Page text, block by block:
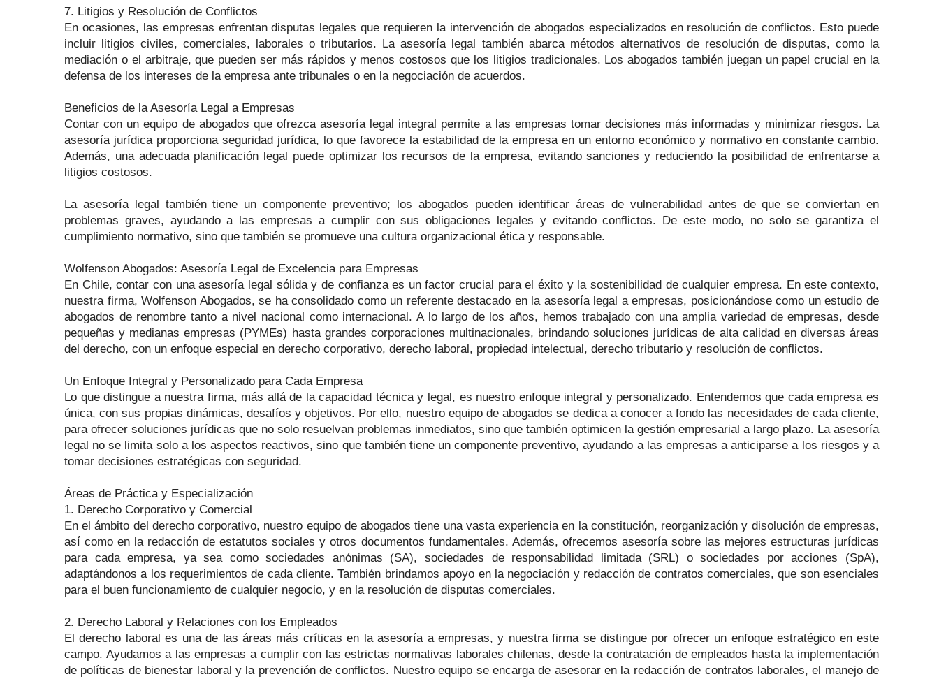
7. Litigios y Resolución de Conflictos
En ocasiones, las empresas enfrentan disputas legales que requieren la intervención de abogados especializados en resolución de conflictos. Esto puede
incluir litigios civiles, comerciales, laborales o tributarios. La asesoría legal también abarca métodos alternativos de resolución de disputas, como la
mediación o el arbitraje, que pueden ser más rápidos y menos costosos que los litigios tradicionales. Los abogados también juegan un papel crucial en la
defensa de los intereses de la empresa ante tribunales o en la negociación de acuerdos.
Beneficios de la Asesoría Legal a Empresas
Contar con un equipo de abogados que ofrezca asesoría legal integral permite a las empresas tomar decisiones más informadas y minimizar riesgos. La
asesoría jurídica proporciona seguridad jurídica, lo que favorece la estabilidad de la empresa en un entorno económico y normativo en constante cambio.
Además, una adecuada planificación legal puede optimizar los recursos de la empresa, evitando sanciones y reduciendo la posibilidad de enfrentarse a
litigios costosos.
La asesoría legal también tiene un componente preventivo; los abogados pueden identificar áreas de vulnerabilidad antes de que se conviertan en
problemas graves, ayudando a las empresas a cumplir con sus obligaciones legales y evitando conflictos. De este modo, no solo se garantiza el
cumplimiento normativo, sino que también se promueve una cultura organizacional ética y responsable.
Wolfenson Abogados: Asesoría Legal de Excelencia para Empresas
En Chile, contar con una asesoría legal sólida y de confianza es un factor crucial para el éxito y la sostenibilidad de cualquier empresa. En este contexto,
nuestra firma, Wolfenson Abogados, se ha consolidado como un referente destacado en la asesoría legal a empresas, posicionándose como un estudio de
abogados de renombre tanto a nivel nacional como internacional. A lo largo de los años, hemos trabajado con una amplia variedad de empresas, desde
pequeñas y medianas empresas (PYMEs) hasta grandes corporaciones multinacionales, brindando soluciones jurídicas de alta calidad en diversas áreas
del derecho, con un enfoque especial en derecho corporativo, derecho laboral, propiedad intelectual, derecho tributario y resolución de conflictos.
Un Enfoque Integral y Personalizado para Cada Empresa
Lo que distingue a nuestra firma, más allá de la capacidad técnica y legal, es nuestro enfoque integral y personalizado. Entendemos que cada empresa es
única, con sus propias dinámicas, desafíos y objetivos. Por ello, nuestro equipo de abogados se dedica a conocer a fondo las necesidades de cada cliente,
para ofrecer soluciones jurídicas que no solo resuelvan problemas inmediatos, sino que también optimicen la gestión empresarial a largo plazo. La asesoría
legal no se limita solo a los aspectos reactivos, sino que también tiene un componente preventivo, ayudando a las empresas a anticiparse a los riesgos y a
tomar decisiones estratégicas con seguridad.
Áreas de Práctica y Especialización
1. Derecho Corporativo y Comercial
En el ámbito del derecho corporativo, nuestro equipo de abogados tiene una vasta experiencia en la constitución, reorganización y disolución de empresas,
así como en la redacción de estatutos sociales y otros documentos fundamentales. Además, ofrecemos asesoría sobre las mejores estructuras jurídicas
para cada empresa, ya sea como sociedades anónimas (SA), sociedades de responsabilidad limitada (SRL) o sociedades por acciones (SpA),
adaptándonos a los requerimientos de cada cliente. También brindamos apoyo en la negociación y redacción de contratos comerciales, que son esenciales
para el buen funcionamiento de cualquier negocio, y en la resolución de disputas comerciales.
2. Derecho Laboral y Relaciones con los Empleados
El derecho laboral es una de las áreas más críticas en la asesoría a empresas, y nuestra firma se distingue por ofrecer un enfoque estratégico en este
campo. Ayudamos a las empresas a cumplir con las estrictas normativas laborales chilenas, desde la contratación de empleados hasta la implementación
de políticas de bienestar laboral y la prevención de conflictos. Nuestro equipo se encarga de asesorar en la redacción de contratos laborales, el manejo de